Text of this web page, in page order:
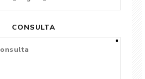
CONSULTA